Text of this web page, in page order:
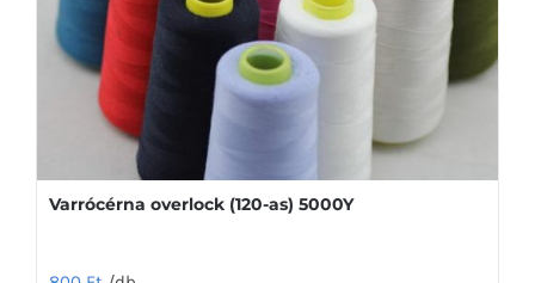
a
termékoldalon
választhatók
Varrócérna overlock (120-as) 5000Y